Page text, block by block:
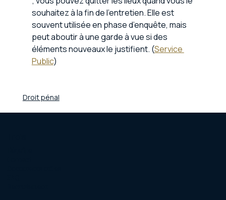
souhaitez à la fin de l’entretien. Elle est
souvent utilisée en phase d’enquête, mais
peut aboutir à une garde à vue si des
éléments nouveaux le justifient. (Service
Public)
Droit pénal